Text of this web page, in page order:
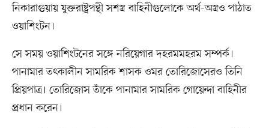
নিকারাগুয়ায় যুক্তরাষ্ট্রপন্থী সশস্ত্র বাহিনীগুলোকে অর্থ-অস্ত্রও পাঠাত
ওয়াশিংটন।
সে সময় ওয়াশিংটনের সঙ্গে নরিয়েগার দহরমমহরম সম্পর্ক।
পানামার তৎকালীন সামরিক শাসক ওমর তোরিজোসেরও তিনি
প্রিয়পাত্র। তোরিজোস তাঁকে পানামার সামরিক গোয়েন্দা বাহিনীর
প্রধান করেন।